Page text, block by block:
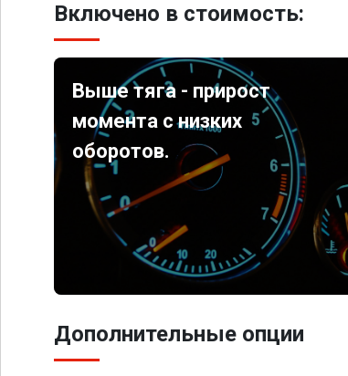
Включено в стоимость:
Выше тяга - прирост
момента с низких
оборотов.
Дополнительные опции